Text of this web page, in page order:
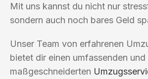
Mit uns kannst du nicht nur
sondern auch noch bares Geld
Unser Team von erfahrenen
bietet dir einen umfassenden und
maßgeschneiderten